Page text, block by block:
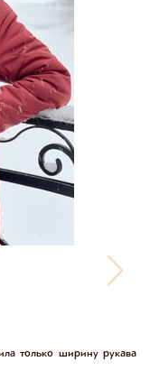
только ширину рукава